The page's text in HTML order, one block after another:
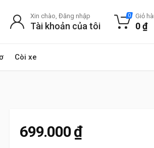
Còi xe
Xin chào, Đăng nhập
Tài khoản của tôi
0 Giỏ
0₫
699.000₫